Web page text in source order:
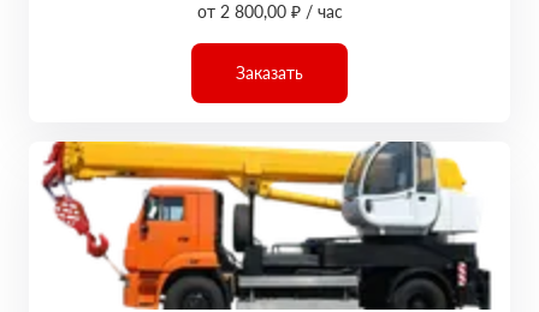
от 2 800,00 ₽ / час
Заказать